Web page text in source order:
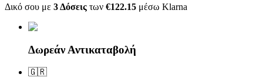
Δικό σου με 3 Δόσεις των €122.15 μέσω Klarna
Δωρεάν Αντικαταβολή
🇬🇷